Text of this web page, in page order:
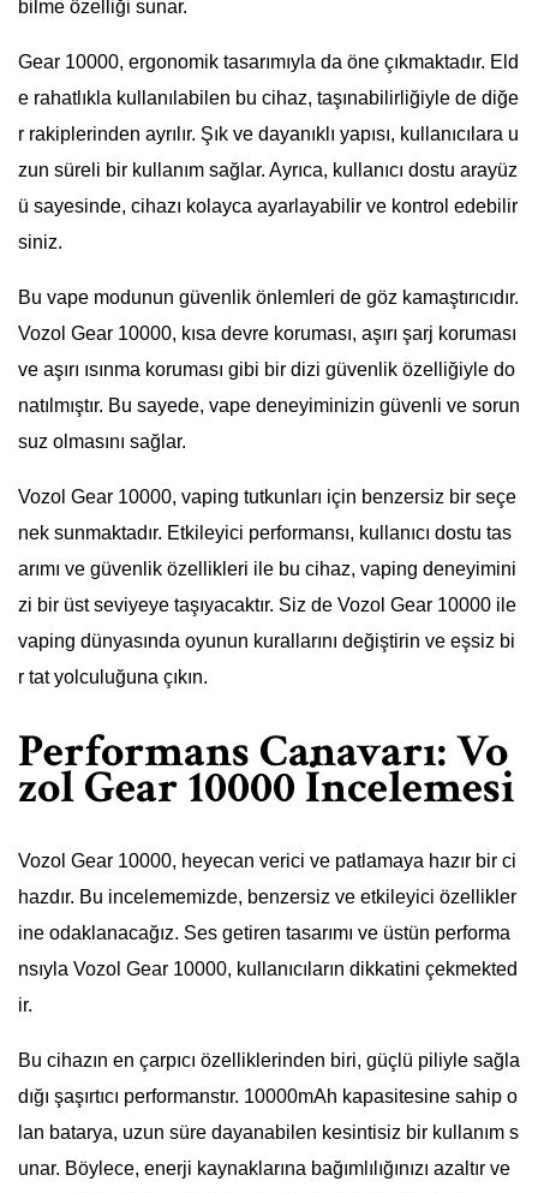
bilme özelliği sunar.
Gear 10000, ergonomik tasarımıyla da öne çıkmaktadır. Eld
e rahatlıkla kullanılabilen bu cihaz, taşınabilirliğiyle de diğe
r rakiplerinden ayrılır. Şık ve dayanıklı yapısı, kullanıcılara u
zun süreli bir kullanım sağlar. Ayrıca, kullanıcı dostu arayüz
ü sayesinde, cihazı kolayca ayarlayabilir ve kontrol edebilir
siniz.
Bu vape modunun güvenlik önlemleri de göz kamaştırıcıdır.
Vozol Gear 10000, kısa devre koruması, aşırı şarj koruması
ve aşırı ısınma koruması gibi bir dizi güvenlik özelliğiyle do
natılmıştır. Bu sayede, vape deneyiminizin güvenli ve sorun
suz olmasını sağlar.
Vozol Gear 10000, vaping tutkunları için benzersiz bir seçe
nek sunmaktadır. Etkileyici performansı, kullanıcı dostu tas
arımı ve güvenlik özellikleri ile bu cihaz, vaping deneyimini
zi bir üst seviyeye taşıyacaktır. Siz de Vozol Gear 10000 ile
vaping dünyasında oyunun kurallarını değiştirin ve eşsiz bi
r tat yolculuğuna çıkın.
Performans Canavarı: Vo
zol Gear 10000 İncelemesi
Vozol Gear 10000, heyecan verici ve patlamaya hazır bir ci
hazdır. Bu incelememizde, benzersiz ve etkileyici özellikler
ine odaklanacağız. Ses getiren tasarımı ve üstün performa
nsıyla Vozol Gear 10000, kullanıcıların dikkatini çekmekted
ir.
Bu cihazın en çarpıcı özelliklerinden biri, güçlü piliyle sağla
dığı şaşırtıcı performanstır. 10000mAh kapasitesine sahip o
lan batarya, uzun süre dayanabilen kesintisiz bir kullanım s
unar. Böylece, enerji kaynaklarına bağımlılığınızı azaltır ve